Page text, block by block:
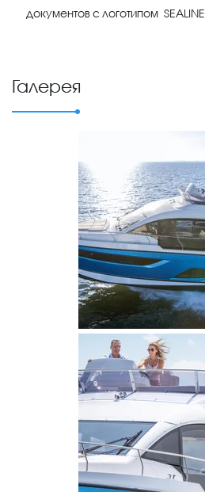
документов с логотипом SEALINE
Галерея